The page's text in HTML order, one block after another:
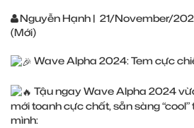
Nguyễn Hạnh | 21/November/
(Mới)
Wave Alpha 2024: Tem cực
Tậu ngay Wave Alpha 2024
mới toanh cực chất, sẵn sàng
mình: